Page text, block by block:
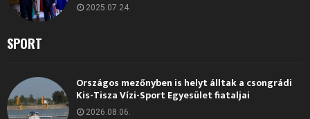
2025.07.24.
SPORT
Országos mezőnyben is helyt álltak a csongrádi
Kis-Tisza Vízi-Sport Egyesület fiataljai
2026.08.06.